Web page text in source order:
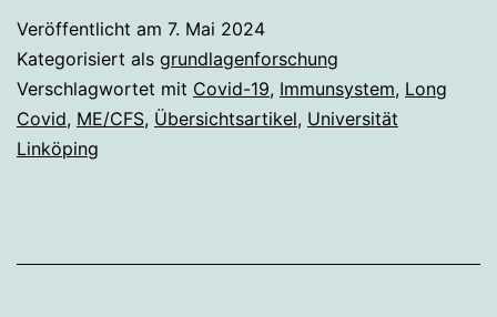
Veröffentlicht am 7. Mai 2024
Kategorisiert als grundlagenforschung
Verschlagwortet mit Covid-19, Immunsystem, Long
Covid, ME/CFS, Übersichtsartikel, Universität
Linköping